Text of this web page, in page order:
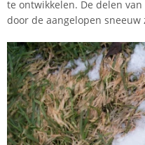
te ontwikkelen. De delen
door de aangelopen